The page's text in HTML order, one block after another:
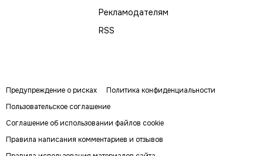
Рекламодателям
RSS
Предупреждение о рисках
Политика конфиденциальности
Пользовательское соглашение
Соглашение об использовании файлов cookie
Правила написания комментариев и отзывов